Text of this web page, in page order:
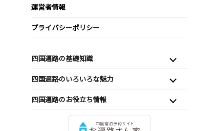
運営者情報
プライバシーポリシー
四国遍路の基礎知識
四国遍路のいろいろな魅力
四国遍路のお役立ち情報